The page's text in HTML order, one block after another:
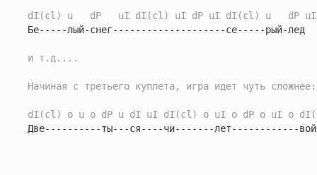
dI(cl) u   dP   uI dI(cl) uI dP uI dI(cl) u   dP
Бе-----лый-снег--------------------се-----рый-лед
и т.д....
Начиная с третьего куплета, игра идет чуть сложнее:
dI(cl) о u о dP u dI uI dI(cl) о uI о dP о uI о
Две----------ты---ся----чи-------лет------------